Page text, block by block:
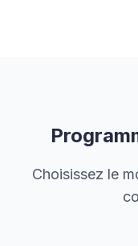
Choisissez le